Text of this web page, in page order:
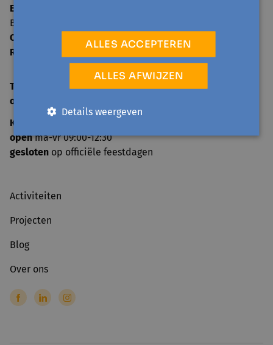
E:
BE15 8939 4415 5730
Ondernemingsnummer:0859.604.397
RPR:
TELEFONISCH ONTHAAL
open
KANTOOR
openma-vr 09:00-12:30
gesloten op officiële feestdagen
Activiteiten
Projecten
Blog
Over ons
ALLES ACCEPTEREN
ALLES AFWIJZEN
Details weergeven